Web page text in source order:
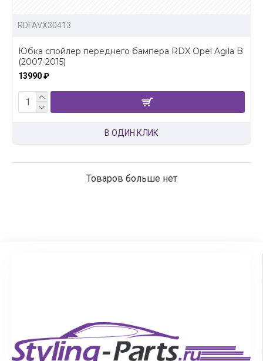
RDFAVX30413
Юбка спойлер переднего бампера RDX Opel Agila B
(2007-2015)
13990 ₽
В ОДИН КЛИК
Товаров больше нет